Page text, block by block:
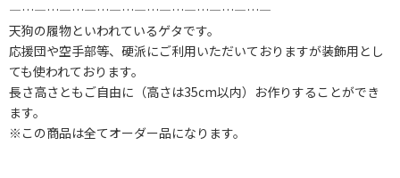
―…―…―…―…―…―…―…―…―…―…―
天狗の履物といわれているゲタです。
応援団や空手部等、硬派にご利用いただいておりますが装飾用とし
ても使われております。
長さ高さともご自由に（高さは35cm以内）お作りすることができ
ます。
※この商品は全てオーダー品になります。